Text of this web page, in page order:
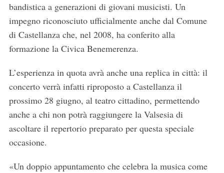
bandistica a generazioni di giovani musicisti. Un
impegno riconosciuto ufficialmente anche dal Comune
di Castellanza che, nel 2008, ha conferito alla
formazione la Civica Benemerenza.
L’esperienza in quota avrà anche una replica in città: il
concerto verrà infatti riproposto a Castellanza il
prossimo 28 giugno, al teatro cittadino, permettendo
anche a chi non potrà raggiungere la Valsesia di
ascoltare il repertorio preparato per questa speciale
occasione.
«Un doppio appuntamento che celebra la musica come